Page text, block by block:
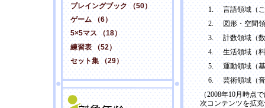
プレイングブック （50）
ゲーム （6）
5×5マス （18）
練習表 （52）
セット集 （29）
1.
言語領域（
2.
図形・空間
3.
計数領域（
4.
生活領域（
5.
運動領域（
6.
芸術領域（
（2008年10月時点
次コンテンツを拡